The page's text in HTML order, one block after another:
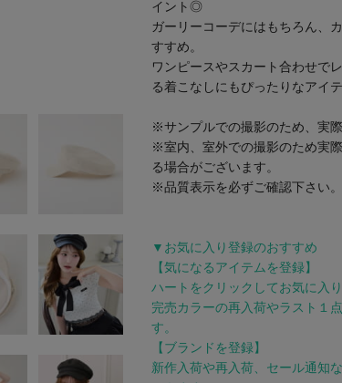
イント◎
ガーリーコーデにはもちろん、
すすめ。
ワンピースやスカート合わせで
る着こなしにもぴったりなアイ
※サンプルでの撮影のため、実
※室内、室外での撮影のため実
る場合がございます。
※品質表示を必ずご確認下さい。
▼お気に入り登録のおすすめ
【気になるアイテムを登録】
ハートをクリックしてお気に入
完売カラーの再入荷やラスト１
す。
【ブランドを登録】
新作入荷や再入荷、セール通知